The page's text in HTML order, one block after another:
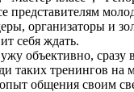
представителям
организаторы и
себя ждать.
объективно, сразу
таких тренингов на
общения своим